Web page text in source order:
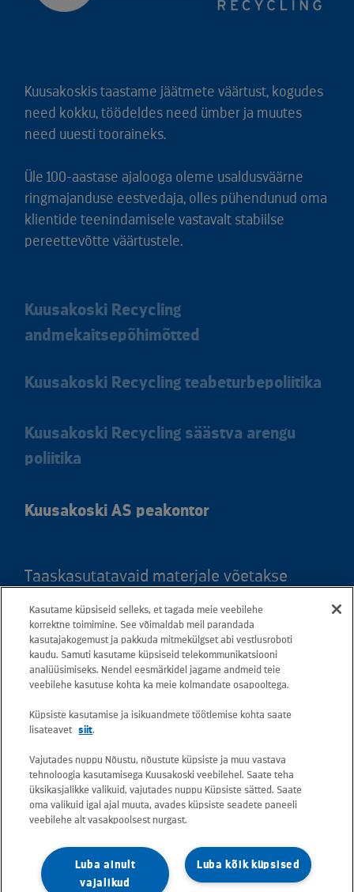
Kuusakoskis taastame jäätmete väärtust, kogudes
need kokku, töödeldes need ümber ja muutes
need uuesti tooraineks.
Üle 100-aastase ajalooga oleme usaldusväärne
ringmajanduse eestvedaja, olles pühendunud oma
klientide teenindamisele vastavalt stabiilse
pereettevõtte väärtustele.
Kuusakoski Recycling
andmekaitsepõhimõtted
Kuusakoski Recycling teabeturbepoliitika
Kuusakoski Recycling säästva arengu
poliitika
Kuusakoski AS peakontor
Taaskasutatavaid materjale võetakse
Kaardil klõpsates leiate kõigi maakondade
teeninduspunktid ja teejuhised.
Postiaadress: Betooni 12, 13816 Tallinn
(Eesti)
Kõik e-posti aadressid on kujul
eesnimi.perekonnanimi@kuusakoski.com
Konkreetsete tegevuskohtade
Kasutame küpsiseid selleks, et tagada meie veebilehe
korrektne toimimine. See võimaldab meil parandada
kasutajakogemust ja pakkuda mitmekülgset abi vestlusroboti
kaudu. Samuti kasutame küpsiseid telekommunikatsiooni
analüüsimiseks. Nendel eesmärkidel jagame andmeid teie
veebilehe kasutuse kohta ka meie kolmandate osapooltega.
Küpsiste kasutamise ja isikuandmete töötlemise kohta saate
lisateavet
siit.
Vajutades nuppu Nõustu, nõustute küpsiste ja muu vastava
tehnoloogia kasutamisega Kuusakoski veebilehel. Saate teha
üksikasjalikke valikuid, vajutades nuppu Küpsiste sätted. Saate
oma valikuid igal ajal muuta, avades küpsiste seadete paneeli
veebilehe alt vasakpoolsest nurgast.
Luba kõik küpsised
Luba ainult
vajalikud